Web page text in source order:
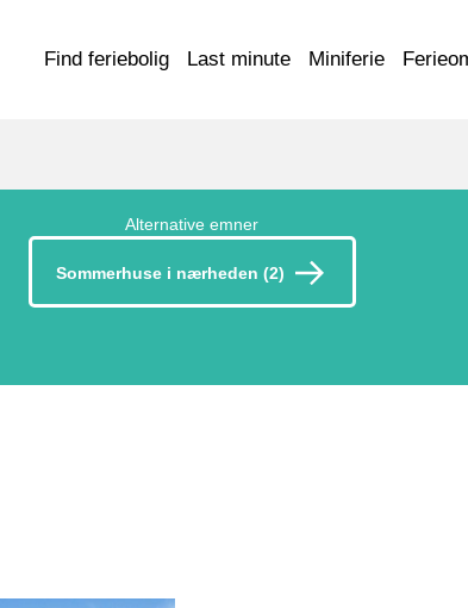
Find feriebolig Last minute Miniferie
Alternative emner
Sommerhuse i nærheden (2)